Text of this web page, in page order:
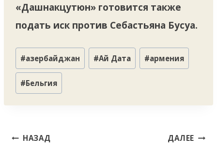
«Дашнакцутюн» готовится также
подать иск против Себастьяна Бусуа.
Метки
записи:
#азербайджан #Ай Дата #армения
#Бельгия
Навигация
НАЗАД ДАЛЕЕ